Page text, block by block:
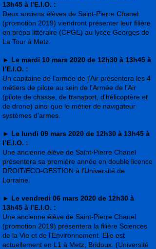
13h45 à l’E.I.O. :
Deux anciens élèves de Saint-Pierre Chanel
(promotion 2019) viendront présenter leur filière
en prépa littéraire (CPGE) au lycée Georges de
La Tour à Metz.
► Le mardi 10 mars 2020 de 12h30 à 13h45 à
l’E.I.O. :
Un capitaine de l’armée de l’Air présentera les 4
métiers de pilote au sein de l'Armée de l'Air
(pilote de chasse, de transport, d’hélicoptère et
de drone) ainsi que le métier de navigateur
systèmes d’armes.
► Le lundi 09 mars 2020 de 12h30 à 13h45 à
l’E.I.O. :
Une ancienne élève de Saint-Pierre Chanel
présentera sa première année en double licence
DROIT/ECO-GESTION à l’Université de
Lorraine.
► Le vendredi 06 mars 2020 de 12h30 à
13h45 à l’E.I.O. :
Une ancienne élève de Saint-Pierre Chanel
(promotion 2019) présentera la filière Sciences
de la Vie et de l’Environnement. Elle est
actuellement en L1 à Metz, Bridoux. (Université